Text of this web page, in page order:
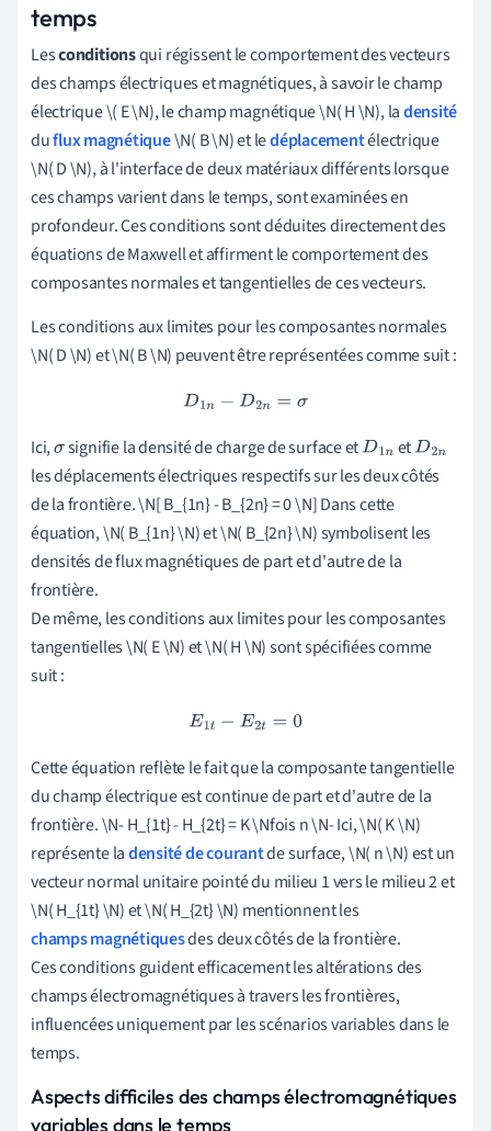
temps
Lesconditionsqui régissent le comportement des vecteurs
des champs électriques et magnétiques, à savoir le champ
électrique \( E \N), le champ magnétique \N( H \N), ladensité
duflux magnétique\N( B \N) et ledéplacementélectrique
\N( D \N), à l'interface de deux matériaux différents lorsque
ces champs varient dans le temps, sont examinées en
profondeur. Ces conditions sont déduites directement des
équations de Maxwell et affirment le comportement des
composantes normales et tangentielles de ces vecteurs.
Les conditions aux limites pour les composantes normales
\N( D \N) et \N( B \N) peuvent être représentées comme suit :
D1n−D2n=σ
Ici,σsignifie la densité de charge de surface etD1n etD2n
les déplacements électriques respectifs sur les deux côtés
de la frontière. \N[ B_{1n} - B_{2n} = 0 \N] Dans cette
équation, \N( B_{1n} \N) et \N( B_{2n} \N) symbolisent les
densités de flux magnétiques de part et d'autre de la
frontière.
De même, les conditions aux limites pour les composantes
tangentielles \N( E \N) et \N( H \N) sont spécifiées comme
suit :
E 1t−E2t= 0
Cette équation reflète le fait que la composante tangentielle
du champ électrique est continue de part et d'autre de la
frontière. \N- H_{1t} - H_{2t} = K \Nfois n \N- Ici, \N( K \N)
représente ladensité de courantde surface, \N( n \N) est un
vecteur normal unitaire pointé du milieu 1 vers le milieu 2 et
\N( H_{1t} \N) et \N( H_{2t} \N) mentionnent les
champs magnétiquesdes deux côtés de la frontière.
Ces conditions guident efficacement les altérations des
champs électromagnétiques à travers les frontières,
influencées uniquement par les scénarios variables dans le
temps.
Aspects difficiles des champs électromagnétiques
variables dans le temps